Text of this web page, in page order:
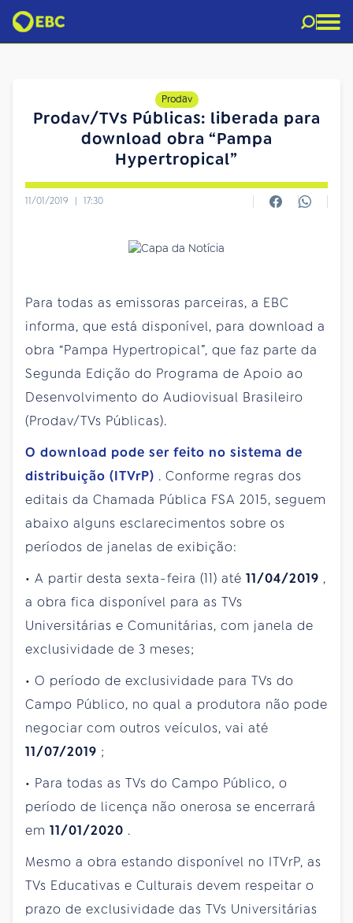
Prodav
Prodav/TVs Públicas: liberada para
download obra “Pampa
Hypertropical”
11/01/2019 | 17:30
Para todas as emissoras parceiras, a EBC
informa, que está disponível, para download a
obra “Pampa Hypertropical”, que faz parte da
Segunda Edição do Programa de Apoio ao
Desenvolvimento do Audiovisual Brasileiro
(Prodav/TVs Públicas).
O download pode ser feito no sistema de
distribuição (ITVrP) . Conforme regras dos
editais da Chamada Pública FSA 2015, seguem
abaixo alguns esclarecimentos sobre os
períodos de janelas de exibição:
• A partir desta sexta-feira (11) até 11/04/2019 ,
a obra fica disponível para as TVs
Universitárias e Comunitárias, com janela de
exclusividade de 3 meses;
• O período de exclusividade para TVs do
Campo Público, no qual a produtora não pode
negociar com outros veículos, vai até
11/07/2019 ;
• Para todas as TVs do Campo Público, o
período de licença não onerosa se encerrará
em 11/01/2020 .
Mesmo a obra estando disponível no ITVrP, as
TVs Educativas e Culturais devem respeitar o
prazo de exclusividade das TVs Universitárias